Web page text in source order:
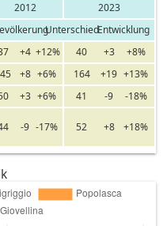
2012
2023
UnterschiedEntwicklung
+4 +12% 40 +3
+8%
+8 +6% 164 +19 +13%
+3 +6% 41 -9
-18%
-9 -17% 52 +8 +18%